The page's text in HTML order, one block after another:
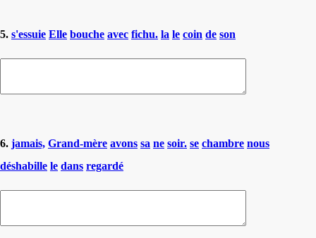
5. s'essuie Elle bouche avec fichu. la le coin de son
6. jamais, Grand-mère avons sa ne soir. se chambre nous
déshabille le dans regardé